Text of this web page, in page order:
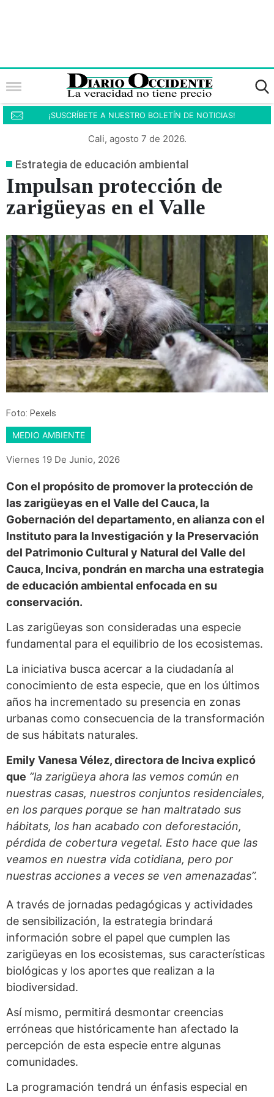
¡SUSCRÍBETE A NUESTRO BOLETÍN DE NOTICIAS!
Cali, agosto 7 de 2026.
Estrategia de educación ambiental
Impulsan protección de
zarigüeyas en el Valle
Foto: Pexels
MEDIO AMBIENTE
Viernes 19 De Junio, 2026
Con el propósito de promover la protección de
las zarigüeyas en el Valle del Cauca, la
Gobernación del departamento, en alianza con el
Instituto para la Investigación y la Preservación
del Patrimonio Cultural y Natural del Valle del
Cauca, Inciva, pondrán en marcha una estrategia
de educación ambiental enfocada en su
conservación.
Las zarigüeyas son consideradas una especie
fundamental para el equilibrio de los ecosistemas.
La iniciativa busca acercar a la ciudadanía al
conocimiento de esta especie, que en los últimos
años ha incrementado su presencia en zonas
urbanas como consecuencia de la transformación
de sus hábitats naturales.
Emily Vanesa Vélez, directora de Inciva explicó
que “la zarigüeya ahora las vemos común en
nuestras casas, nuestros conjuntos residenciales,
en los parques porque se han maltratado sus
hábitats, los han acabado con deforestación,
pérdida de cobertura vegetal. Esto hace que las
veamos en nuestra vida cotidiana, pero por
nuestras acciones a veces se ven amenazadas”.
A través de jornadas pedagógicas y actividades
de sensibilización, la estrategia brindará
información sobre el papel que cumplen las
zarigüeyas en los ecosistemas, sus características
biológicas y los aportes que realizan a la
biodiversidad.
Así mismo, permitirá desmontar creencias
erróneas que históricamente han afectado la
percepción de esta especie entre algunas
comunidades.
La programación tendrá un énfasis especial en